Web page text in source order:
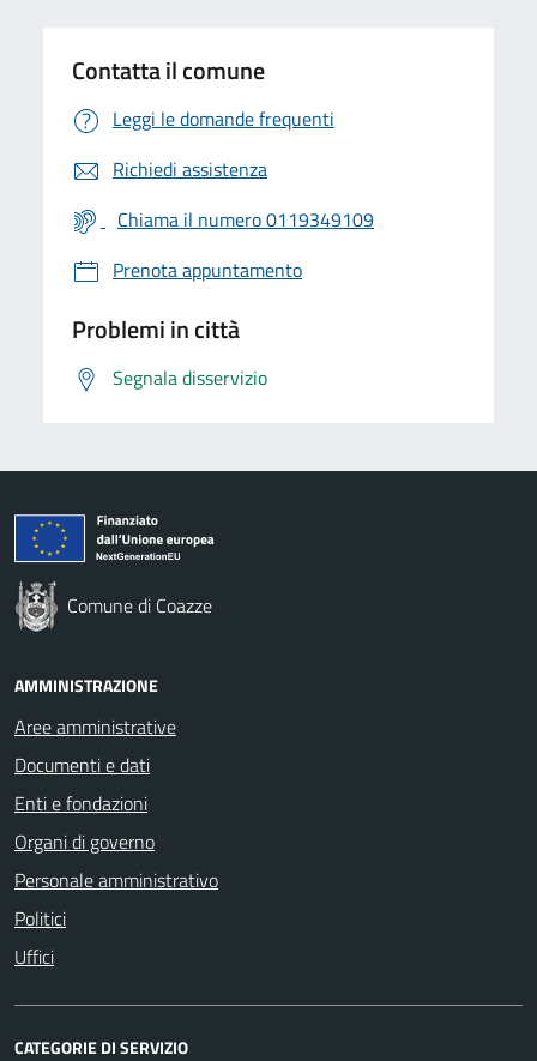
Contatta il comune
Leggi le domande frequenti
Richiedi assistenza
Chiama il numero 0119349109
Prenota appuntamento
Problemi in città
Segnala disservizio
Comune di Coazze
AMMINISTRAZIONE
Aree amministrative
Documenti e dati
Enti e fondazioni
Organi di governo
Personale amministrativo
Politici
Uffici
CATEGORIE DI SERVIZIO